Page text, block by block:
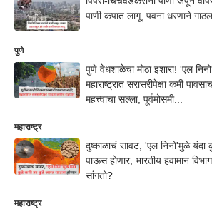
पाणी कपात लागू, पवना धरणाने
पुणे
पुणे वेधशाळेचा मोठा इशारा! 'एल
महाराष्ट्रात सरासरीपेक्षा कमी
महत्त्वाचा सल्ला, पूर्वमोसमी...
महाराष्ट्र
दुष्काळाचं सावट, 'एल निनो'मुळे
पाऊस होणार, भारतीय हवामान
सांगतो?
महाराष्ट्र